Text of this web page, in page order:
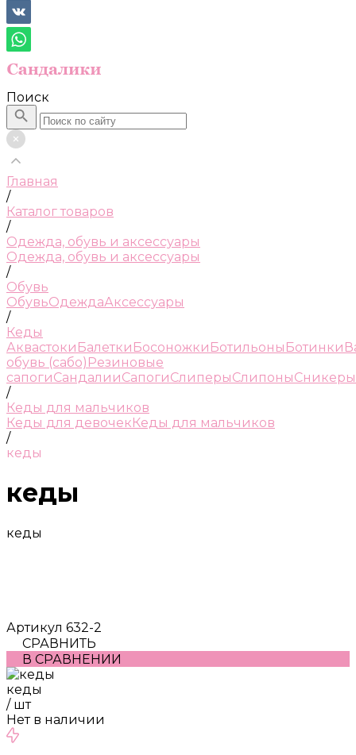
Поиск
Главная
/
Каталог товаров
/
Одежда, обувь и аксессуары
Одежда, обувь и аксессуары
/
Обувь
ОбувьОдеждаАксессуары
/
Кеды
Аквастоки Балетки Босоножки Ботильоны Ботинки
обувь (сабо) Резиновые
сапогиСандалииСапогиСлиперыСлипоныСникеры
/
Кеды для мальчиков
Кеды для девочекКеды для мальчиков
/
кеды
кеды
кеды
Артикул 632-2
СРАВНИТЬ
В СРАВНЕНИИ
кеды
/ шт
Нет в наличии